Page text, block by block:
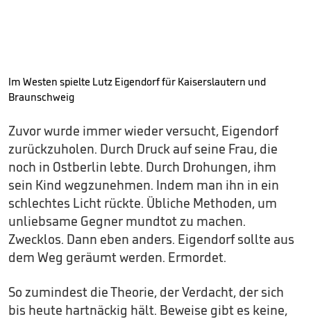
Im Westen spielte Lutz Eigendorf für Kaiserslautern und
Braunschweig
Zuvor wurde immer wieder versucht, Eigendorf
zurückzuholen. Durch Druck auf seine Frau, die
noch in Ostberlin lebte. Durch Drohungen, ihm
sein Kind wegzunehmen. Indem man ihn in ein
schlechtes Licht rückte. Übliche Methoden, um
unliebsame Gegner mundtot zu machen.
Zwecklos. Dann eben anders. Eigendorf sollte aus
dem Weg geräumt werden. Ermordet.
So zumindest die Theorie, der Verdacht, der sich
bis heute hartnäckig hält. Beweise gibt es keine,